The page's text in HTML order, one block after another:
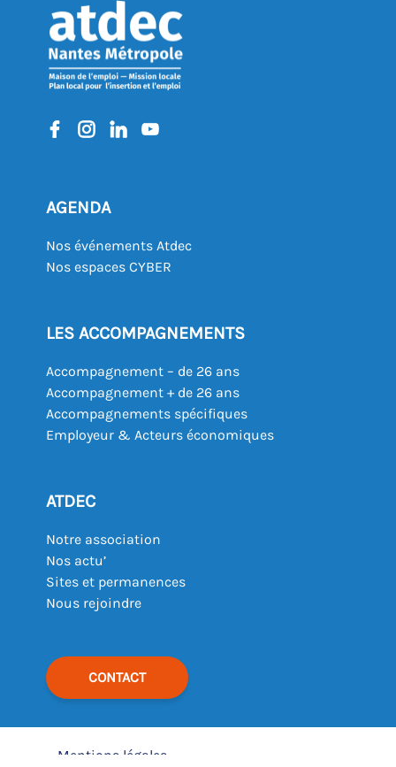
AGENDA
Nos événements Atdec
Nos espaces CYBER
LES ACCOMPAGNEMENTS
Accompagnement – de 26 ans
Accompagnement + de 26 ans
Accompagnements spécifiques
Employeur & Acteurs économiques
ATDEC
Notre association
Nos actu’
Sites et permanences
Nous rejoindre
CONTACT
Mentions légales